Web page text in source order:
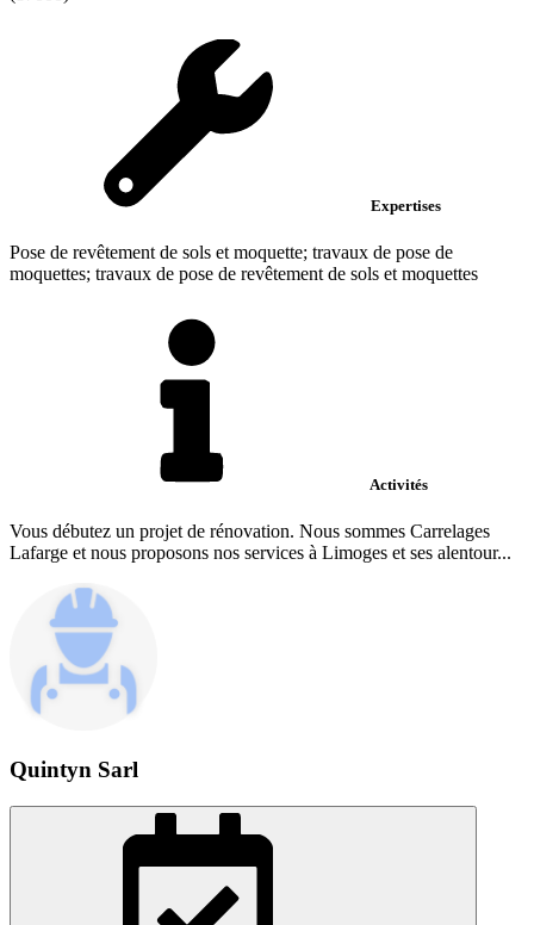
Expertises
Pose de revêtement de sols et moquette; travaux de pose de
moquettes; travaux de pose de revêtement de sols et moquettes
Activités
Vous débutez un projet de rénovation. Nous sommes Carrelages
Lafarge et nous proposons nos services à Limoges et ses alentour...
Quintyn Sarl